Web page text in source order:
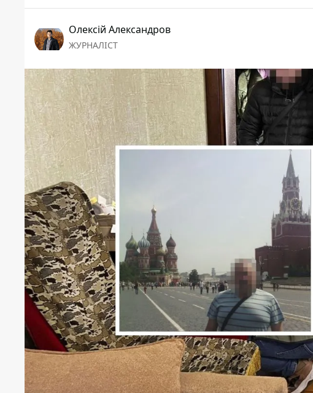
Олексій Александров
ЖУРНАЛІСТ